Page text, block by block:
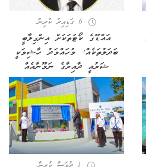
6 ގަޑިއިރު ކުރިން
އައްޑޫގެ ކޯޓުތަކަށް އިންގިލާބީ
ބަދަލުތަކެއް: މުހައްމަދު ހާޝިމަކީ
ޝަރުއީ ދާއިރާގެ ނަމޫނާއެއް